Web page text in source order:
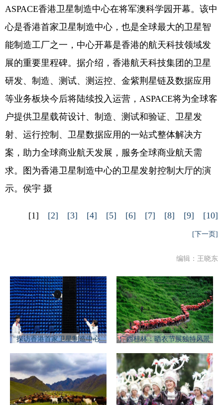
ASPACE香港卫星制造中心在将军澳科学园开幕。该中
心是香港首家卫星制造中心，也是全球最大的卫星智
能制造工厂之一，中心开幕是香港的航天科技领域发
展的重要里程碑。据介绍，香港航天科技集团的卫星
研发、制造、测试、测运控、金紫荆星链及数据应用
等业务板块今后将陆续投入运营，ASPACE将为全球客
户提供卫星载荷设计、制造、测试和验证、卫星发
射、运行控制、卫星数据应用的一站式整体解决方
案，助力全球商业航天发展，服务全球商业航天需
求。图为香港卫星制造中心的卫星发射控制大厅的演
示。侯宇 摄
[1] [2] [3] [4] [5] [6] [7] [8] [9] [10]
[下一页]
编辑：王晓东
探访香港首家卫星制造中心 广西桂林：晒衣节展独特风景